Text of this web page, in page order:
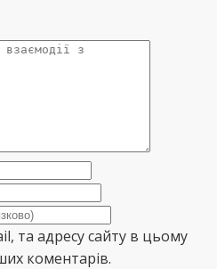
та адресу сайту в цьому
коментарів.